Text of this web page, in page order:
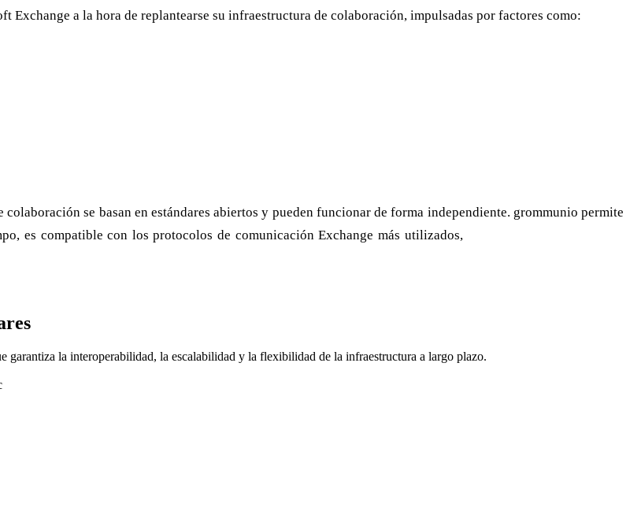
a la hora de replantearse su infraestructura de colaboración, impulsadas por factores como:
se basan en estándares abiertos y pueden funcionar de forma independiente. grommunio permite
es compatible con los protocolos de comunicación Exchange más utilizados,
garantiza la interoperabilidad, la escalabilidad y la flexibilidad de la infraestructura a largo plazo.